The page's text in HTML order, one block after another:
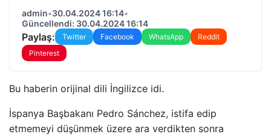
admin•30.04.2024 16:14•
Güncellendi: 30.04.2024 16:14
Paylaş: Twitter Facebook WhatsApp
Reddit
Pinterest
Bu haberin orijinal dili İngilizce idi.
İspanya Başbakanı Pedro Sánchez, istifa edip
etmemeyi düşünmek üzere ara verdikten sonra